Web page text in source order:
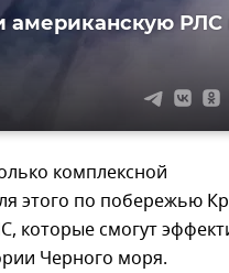
американскую РЛС
комплексной
этого по побережью
которые смогут
Черного моря.